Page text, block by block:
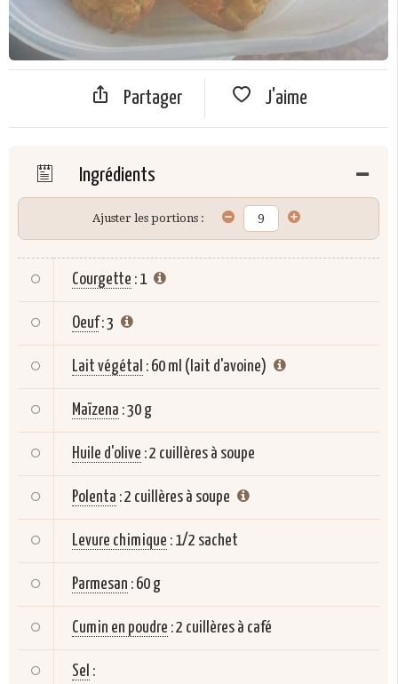
Partager J'aime
Ingrédients
Ajuster les portions :
Courgette : 1
Oeuf :3
Lait végétal : 60 ml (lait d'avoine)
Maïzena :30 g
Huile d'olive :2 cuillères à soupe
Polenta :2 cuillères à soupe
Levure chimique : 1/2 sachet
Parmesan : 60 g
Cumin en poudre :2 cuillères à café
Sel :